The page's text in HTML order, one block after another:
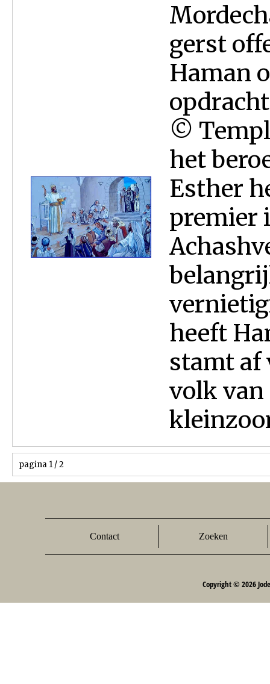
gerst
Haman
©
het
Esther
premier
heeft
stamt af
volk van
pagina 1 / 2
Contact Zoeken
Copyright © 2026